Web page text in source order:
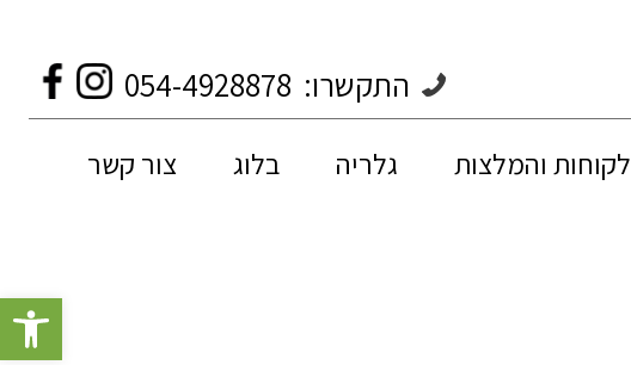
פתח
התקשרו: 054-4928878
לקוחות והמלצות גלריה בלוג צור קשר